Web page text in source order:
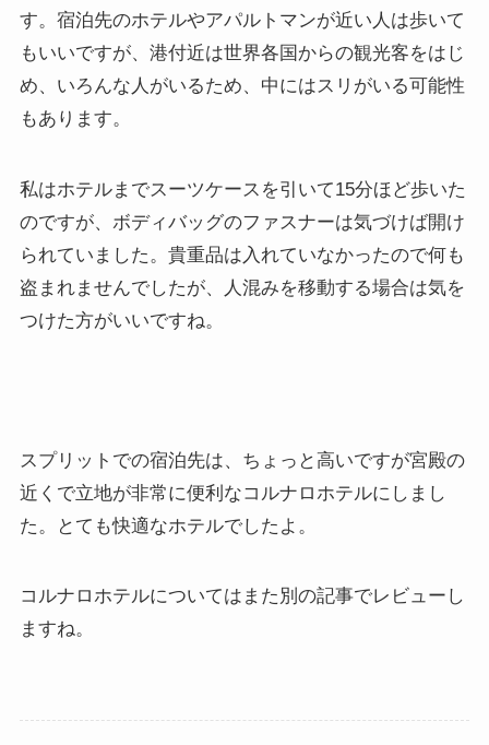
す。宿泊先のホテルやアパルトマンが近い人は歩いて
もいいですが、港付近は世界各国からの観光客をはじ
め、いろんな人がいるため、中にはスリがいる可能性
もあります。
私はホテルまでスーツケースを引いて15分ほど歩いた
のですが、ボディバッグのファスナーは気づけば開け
られていました。貴重品は入れていなかったので何も
盗まれませんでしたが、人混みを移動する場合は気を
つけた方がいいですね。
スプリットでの宿泊先は、ちょっと高いですが宮殿の
近くで立地が非常に便利なコルナロホテルにしまし
た。とても快適なホテルでしたよ。
コルナロホテルについてはまた別の記事でレビューし
ますね。